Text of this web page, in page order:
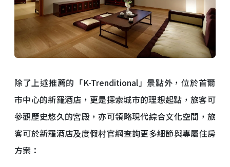
除了上述推薦的「K-Trenditional」景點外，位於首爾
市中心的新羅酒店，更是探索城市的理想起點， 旅客可
參觀歷史悠久的宮殿，亦可領略現代綜合文化空間，旅
客可於新羅酒店及度假村官網查詢更多細節與專屬住房
方案：